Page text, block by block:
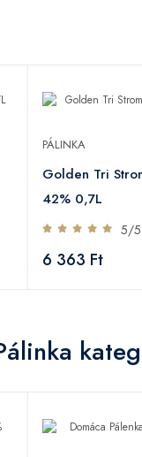
PÁLINKA
Golden Tri
42% 0,7L
5/5
6 363 Ft